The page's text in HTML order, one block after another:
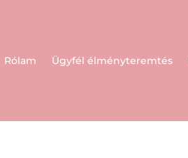
Rólam Ügyfél élményteremtés